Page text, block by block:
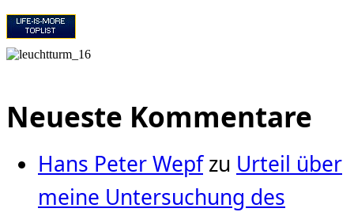
Neueste Kommentare
Hans Peter Wepfzu Urteil über
meine Untersuchung des